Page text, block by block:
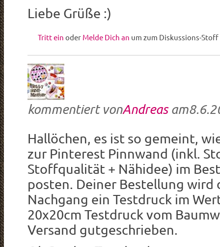
Liebe Grüße :)
Tritt ein oder Melde Dich an um zum Diskussions-
kommentiert vonAndreasam
Hallöchen, es ist so gemeint,
zur Pinterest Pinnwand (inkl.
Stoffqualität + Nähidee) im
posten. Deiner Bestellung wird
Nachgang ein Testdruck im
20x20cm Testdruck vom
Versand gutgeschrieben.